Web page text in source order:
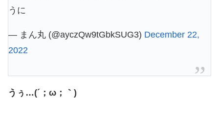
うに
— まん丸 (@ayczQw9tGbkSUG3) December 22,
2022
うぅ…(´；ω；｀)